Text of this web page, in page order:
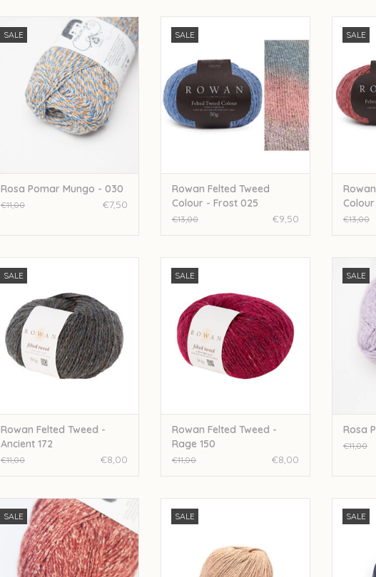
SALE
Rosapomar Rosa Pomar Mungo -
030
TOEVOEGEN AAN WINKELWAGEN
Rosa Pomar Mungo - 030
€11,00 €7,50
SALE
TOEVOEGEN AAN WINKELWAGEN
Rowan Felted Tweed
Colour - Frost 025
€13,00 €9,50
SALE
€13,00
SALE
TOEVOEGEN AAN WINKELWAGEN
Rowan Felted Tweed -
Ancient 172
€11,00 €8,00
SALE
TOEVOEGEN AAN WINKELWAGEN
Rowan Felted Tweed -
Rage 150
€11,00 €8,00
SALE
Rosa
€11,00
SALE
Rosapomar Rosa Pomar Mungo -
011
TOEVOEGEN AAN WINKELWAGEN
SALE SALE